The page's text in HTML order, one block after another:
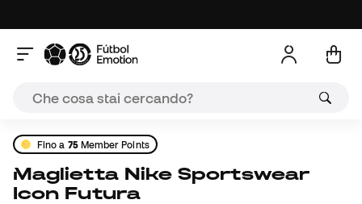
Fino a 75Member Points
Maglietta Nike Sportswear
Icon Futura